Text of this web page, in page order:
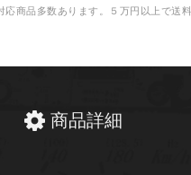
商品多数あります。５万円以上で送料
商品詳細